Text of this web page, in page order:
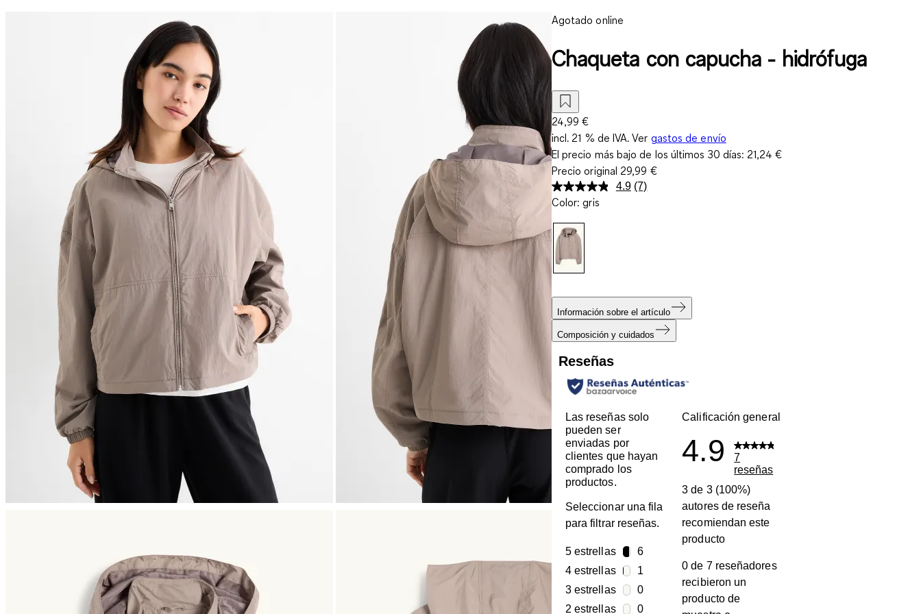
Agotado online
Chaqueta con capucha - hidrófuga
24,99 €
incl. 21 % de IVA. Ver gastos de envío
El precio más bajo de los últimos 30 días: 21,24 €
Precio original 29,99 €
4.9 Lea
(7)
Color: gris
Información sobre el artículo
Composición y cuidados
Reseñas
Las reseñas solo
pueden ser
enviadas por
clientes que hayan
comprado los
productos.
Seleccionar una fila
para filtrar reseñas.
5 estrellasestrellas
6
6 reseñas con 5 estrellas.
4 estrellasestrellas
1
1 reseña con 4 estrellas.
3 estrellasestrellas
0
0 reseñas con 3 estrellas.
2 estrellasestrellas
0
Calificación general
4.9
7
reseñas
3 de 3 (100%)
autores de reseña
recomiendan este
producto
0 de 7 reseñadores
recibieron un
producto de